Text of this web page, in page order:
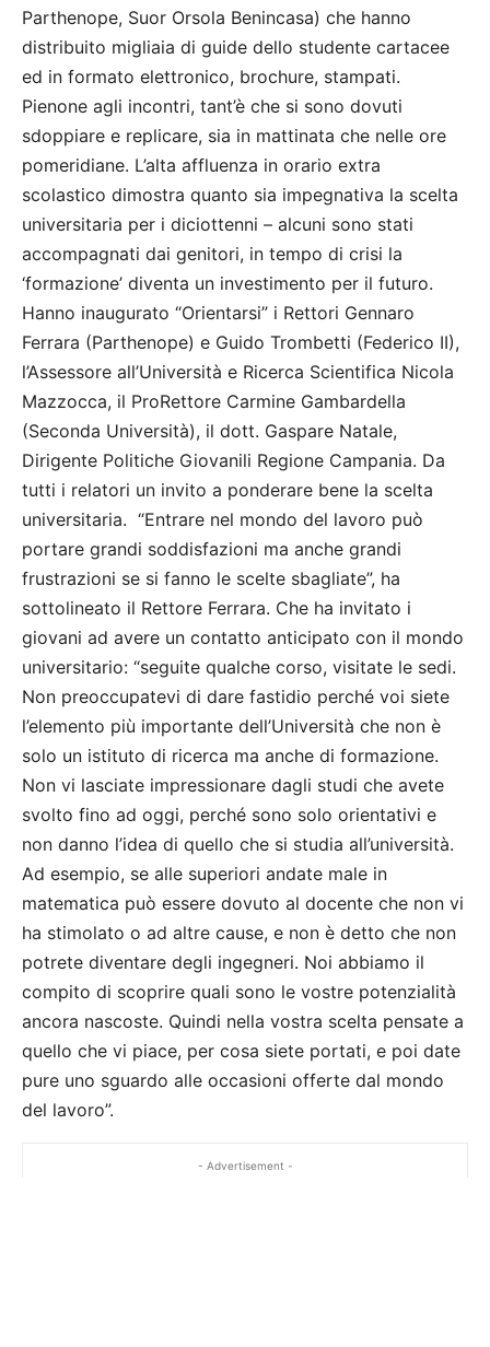
Parthenope, Suor Orsola Benincasa) che hanno
distribuito migliaia di guide dello studente cartacee
ed in formato elettronico, brochure, stampati.
Pienone agli incontri, tant’è che si sono dovuti
sdoppiare e replicare, sia in mattinata che nelle ore
pomeridiane. L’alta affluenza in orario extra
scolastico dimostra quanto sia impegnativa la scelta
universitaria per i diciottenni – alcuni sono stati
accompagnati dai genitori, in tempo di crisi la
‘formazione’ diventa un investimento per il futuro.
Hanno inaugurato “Orientarsi” i Rettori Gennaro
Ferrara (Parthenope) e Guido Trombetti (Federico II),
l’Assessore all’Università e Ricerca Scientifica Nicola
Mazzocca, il ProRettore Carmine Gambardella
(Seconda Università), il dott. Gaspare Natale,
Dirigente Politiche Giovanili Regione Campania. Da
tutti i relatori un invito a ponderare bene la scelta
universitaria. “Entrare nel mondo del lavoro può
portare grandi soddisfazioni ma anche grandi
frustrazioni se si fanno le scelte sbagliate”, ha
sottolineato il Rettore Ferrara. Che ha invitato i
giovani ad avere un contatto anticipato con il mondo
universitario: “seguite qualche corso, visitate le sedi.
Non preoccupatevi di dare fastidio perché voi siete
l’elemento più importante dell’Università che non è
solo un istituto di ricerca ma anche di formazione.
Non vi lasciate impressionare dagli studi che avete
svolto fino ad oggi, perché sono solo orientativi e
non danno l’idea di quello che si studia all’università.
Ad esempio, se alle superiori andate male in
matematica può essere dovuto al docente che non vi
ha stimolato o ad altre cause, e non è detto che non
potrete diventare degli ingegneri. Noi abbiamo il
compito di scoprire quali sono le vostre potenzialità
ancora nascoste. Quindi nella vostra scelta pensate a
quello che vi piace, per cosa siete portati, e poi date
pure uno sguardo alle occasioni offerte dal mondo
del lavoro”.
- Advertisement -